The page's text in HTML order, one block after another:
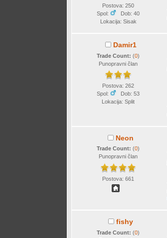
Postova: 250
Spol:
Dob: 40
Lokacija: Sisak
Damir1
Trade Count:(0)
Punopravni član
Postova: 262
Spol:
Dob: 53
Lokacija: Split
Neon
Trade Count:(0)
Punopravni član
Postova: 661
fishy
Trade Count:(0)